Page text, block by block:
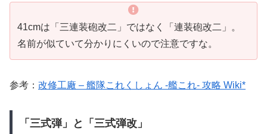
41cmは「三連装砲改二」ではなく「連装砲改二」。
名前が似ていて分かりにくいので注意ですな。
参考： 改修工廠 – 艦隊これくしょん -艦これ- 攻略 Wiki*
「三式弾」と「三式弾改」